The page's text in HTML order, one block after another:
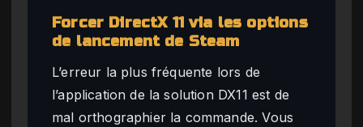
Forcer DirectX 11 via les options
de lancement de Steam
L’erreur la plus fréquente lors de
l’application de la solution DX11 est de
mal orthographier la commande. Vous